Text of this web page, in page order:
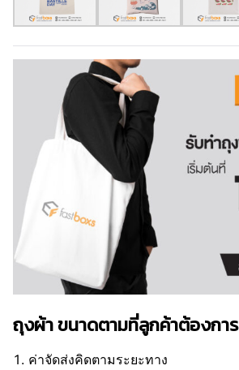
ถุงผ้า ขนาดตามที่ลูกค้าต้องการ
ค่าจัดส่งคิดตามระยะทาง